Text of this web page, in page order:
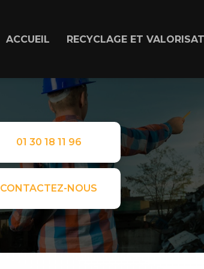
ACCUEIL RECYCLAGE ET
01 30 18 11 96
CONTACTEZ-NOUS